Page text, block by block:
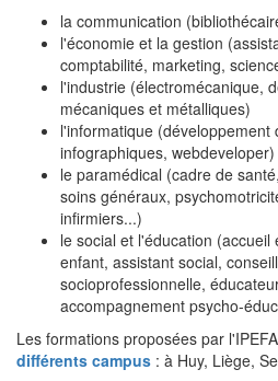
la communication
l'économie et la gestion
comptabilité, marketing,
l'industrie (électromécanique,
mécaniques et métalliques)
l'informatique
infographiques, webdeveloper)
le paramédical (cadre de
soins généraux,
infirmiers...)
le social et l'éducation
enfant, assistant social,
socioprofessionnelle,
accompagnement psycho-
Les formations proposées par
différents campus : à Huy, Liège,